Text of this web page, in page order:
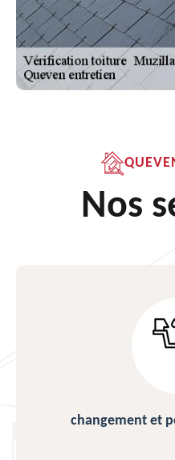
Nos
changement et